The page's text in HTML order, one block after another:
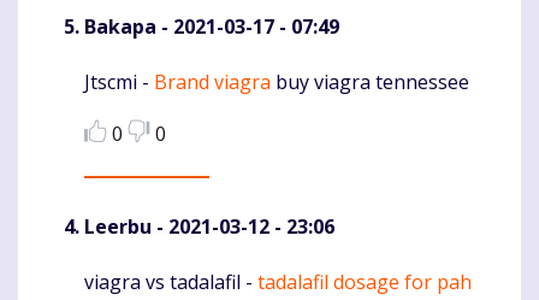
Bakapa - 2021-03-17 - 07:49
Komentaras
Jtscmi - Brand viagra buy viagra tennessee
0
0
Leerbu - 2021-03-12 - 23:06
Komentaras
viagra vs tadalafil - tadalafil dosage for pah